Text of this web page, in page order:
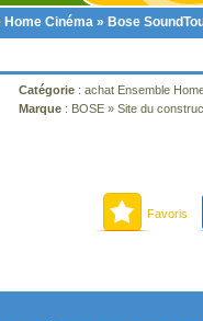
Home Cinéma » Bose
Catégorie : achat Ensemble
Marque : BOSE » Site du
Favoris